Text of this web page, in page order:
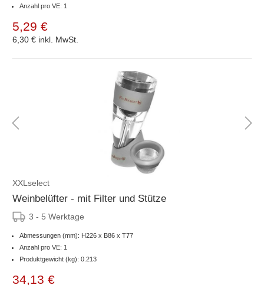
Anzahl pro VE: 1
5,29 €
6,30 € inkl. MwSt.
XXLselect
Weinbelüfter - mit Filter und Stütze
3 - 5 Werktage
Abmessungen (mm): H226 x B86 x T77
Anzahl pro VE: 1
Produktgewicht (kg): 0.213
34,13 €